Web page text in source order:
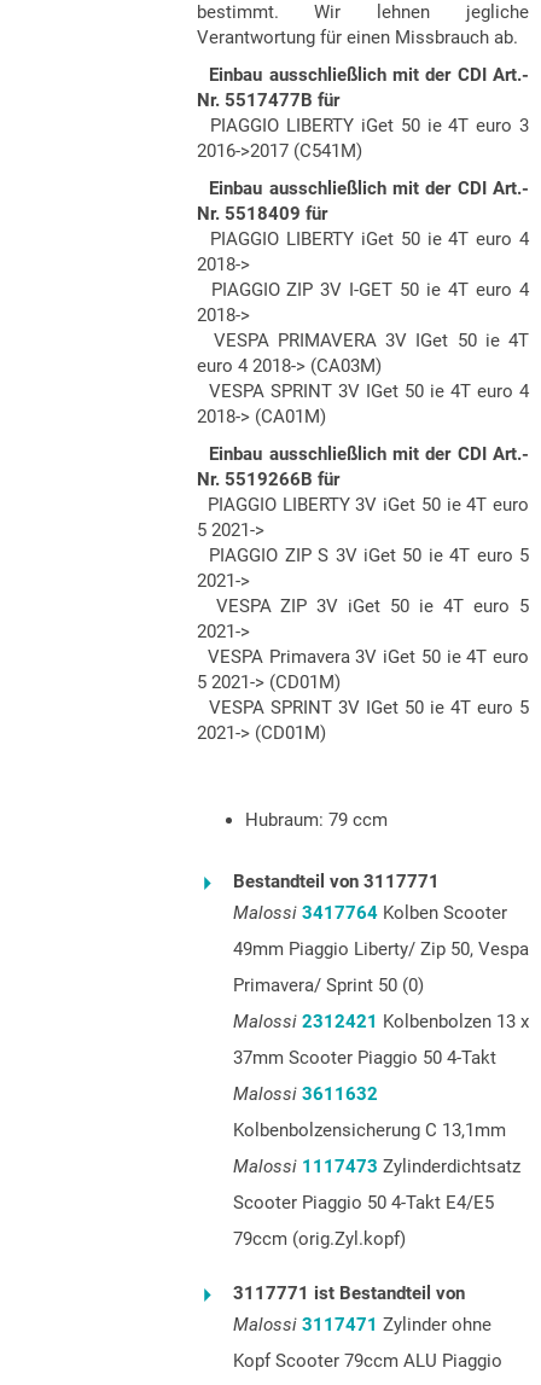
bestimmt. Wir lehnen jegliche
Verantwortung für einen Missbrauch ab.
Einbau ausschließlich mit der CDI Art.-
Nr.5517477B für
PIAGGIO LIBERTY iGet 50 ie 4T euro 3
2016->2017 (C541M)
Einbau ausschließlich mit der CDI Art.-
Nr.5518409 für
PIAGGIO LIBERTY iGet 50 ie 4T euro 4
2018->
PIAGGIO ZIP 3V I-GET 50 ie 4T euro 4
2018->
VESPA PRIMAVERA 3V IGet 50 ie 4T
euro 4 2018-> (CA03M)
VESPA SPRINT 3V IGet 50 ie 4T euro 4
2018-> (CA01M)
Einbau ausschließlich mit der CDI Art.-
Nr.5519266B für
PIAGGIO LIBERTY 3V iGet 50 ie 4T euro
5 2021->
PIAGGIO ZIP S 3V iGet 50 ie 4T euro 5
2021->
VESPA ZIP 3V iGet 50 ie 4T euro 5
2021->
VESPA Primavera 3V iGet 50 ie 4T euro
5 2021-> (CD01M)
VESPA SPRINT 3V IGet 50 ie 4T euro 5
2021-> (CD01M)
Hubraum: 79ccm
Bestandteil von 3117771
Malossi 3417764Kolben Scooter
49mm Piaggio Liberty/ Zip 50, Vespa
Primavera/ Sprint 50 (0)
Malossi 2312421 Kolbenbolzen 13 x
37mm Scooter Piaggio 50 4-Takt
Malossi 3611632
Kolbenbolzensicherung C 13,1mm
Malossi 1117473 Zylinderdichtsatz
Scooter Piaggio 50 4-Takt E4/E5
79ccm (orig.Zyl.kopf)
3117771 ist Bestandteil von
Malossi 3117471 Zylinder ohne
Kopf Scooter 79ccm ALU Piaggio